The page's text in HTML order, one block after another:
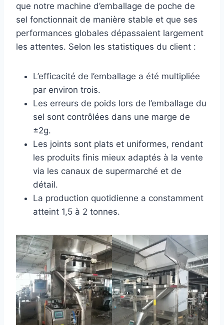
que notre machine d’emballage de poche de
sel fonctionnait de manière stable et que ses
performances globales dépassaient largement
les attentes. Selon les statistiques du client :
L’efficacité de l’emballage a été multipliée
par environ trois.
Les erreurs de poids lors de l’emballage du
sel sont contrôlées dans une marge de
±2g.
Les joints sont plats et uniformes, rendant
les produits finis mieux adaptés à la vente
via les canaux de supermarché et de
détail.
La production quotidienne a constamment
atteint 1,5 à 2 tonnes.